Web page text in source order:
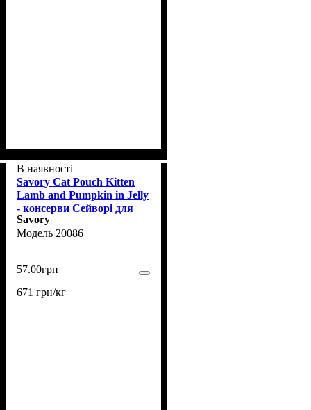
В наявності
Savory Cat Pouch Kitten
Lamb and Pumpkin in Jelly
- консерви Сейворі для
кошенят у желе з ягням
та гарбузом 85 г (20086)
Savory
20086
57.00грн
671 грн/кг